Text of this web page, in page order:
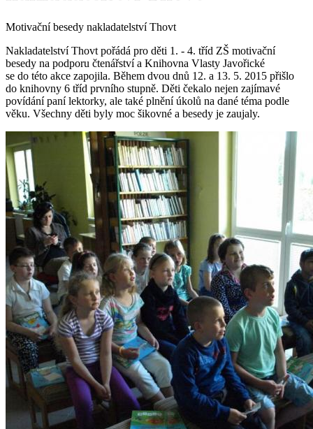
Motivační besedy nakladatelství Thovt
Nakladatelství Thovt pořádá pro děti 1. - 4. tříd ZŠ motivační
besedy na podporu čtenářství a Knihovna Vlasty Javořické
se do této akce zapojila. Během dvou dnů 12. a 13. 5. 2015 přišlo
do knihovny 6 tříd prvního stupně. Děti čekalo nejen zajímavé
povídání paní lektorky, ale také plnění úkolů na dané téma podle
věku. Všechny děti byly moc šikovné a besedy je zaujaly.